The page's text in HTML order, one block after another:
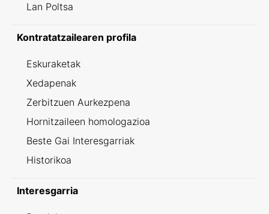
Lan Poltsa
Kontratatzailearen profila
Eskuraketak
Xedapenak
Zerbitzuen Aurkezpena
Hornitzaileen homologazioa
Beste Gai Interesgarriak
Historikoa
Interesgarria